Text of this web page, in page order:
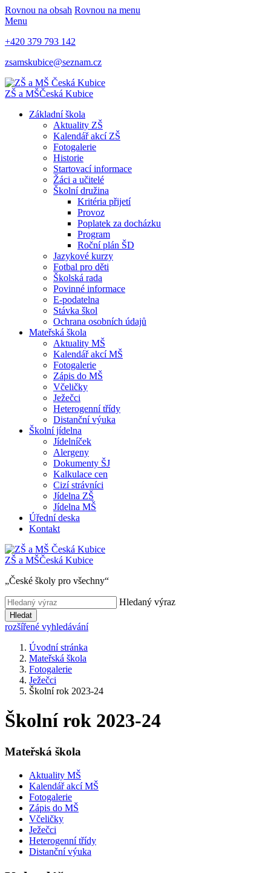
Rovnou na obsah Rovnou na menu
Menu
+420 379 793 142
zsamskubice@seznam.cz
ZŠ a MŠČeská Kubice
Základní škola
Aktuality ZŠ
Kalendář akcí ZŠ
Fotogalerie
Historie
Startovací informace
Žáci a učitelé
Školní družina
Kritéria přijetí
Provoz
Poplatek za docházku
Program
Roční plán ŠD
Jazykové kurzy
Fotbal pro děti
Školská rada
Povinné informace
E-podatelna
Stávka škol
Ochrana osobních údajů
Mateřská škola
Aktuality MŠ
Kalendář akcí MŠ
Fotogalerie
Zápis do MŠ
Včeličky
Ježečci
Heterogenní třídy
Distanční výuka
Školní jídelna
Jídelníček
Alergeny
Dokumenty ŠJ
Kalkulace cen
Cizí strávníci
Jídelna ZŠ
Jídelna MŠ
Úřední deska
Kontakt
ZŠ a MŠČeská Kubice
„České školy pro všechny“
Hledaný výraz
Hledat
rozšířené vyhledávání
Úvodní stránka
Mateřská škola
Fotogalerie
Ježečci
Školní rok 2023-24
Školní rok 2023-24
Mateřská škola
Aktuality MŠ
Kalendář akcí MŠ
Fotogalerie
Zápis do MŠ
Včeličky
Ježečci
Heterogenní třídy
Distanční výuka